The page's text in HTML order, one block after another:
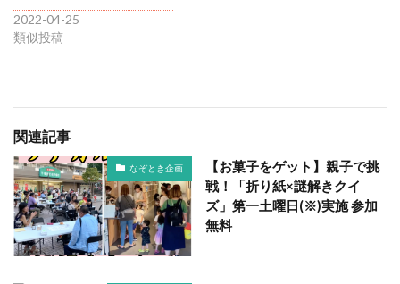
2022-04-25
類似投稿
関連記事
なぞとき企画
【お菓子をゲット】親子で挑
戦！「折り紙×謎解きクイ
ズ」第一土曜日(※)実施 参加
無料